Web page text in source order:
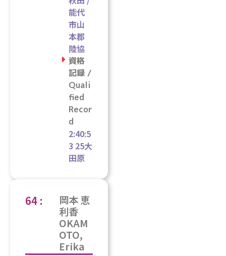
能代
市山
本郡
陸協
資格
記録 /
Quali
fied
Recor
d
2:40:5
3 25大
田原
64 :
岡本 恵
利香
OKAM
OTO,
Erika